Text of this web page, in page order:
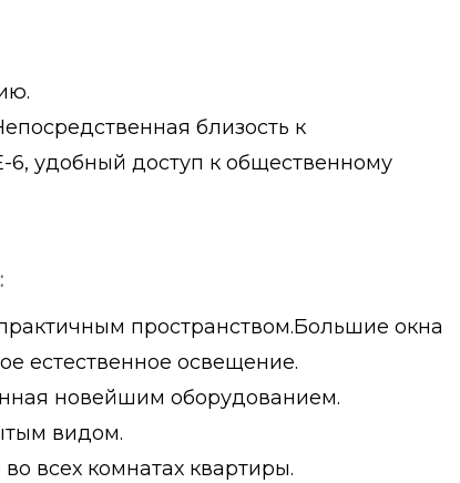
близость к
6, удобный доступ к общественному
пространством.Большие окна
естественное освещение.
новейшим оборудованием.
видом.
всех комнатах квартиры.